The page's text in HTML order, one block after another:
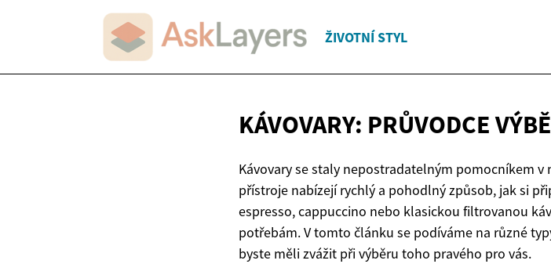
ŽIVOTNÍ STYL
KÁVOVARY: PRŮVODCE
Kávovary se staly nepostradatelným pomocníkem
přístroje nabízejí rychlý a pohodlný způsob, jak si
espresso, cappuccino nebo klasickou filtrovanou
potřebám. V tomto článku se podíváme na různé
byste měli zvážit při výběru toho pravého pro vás.